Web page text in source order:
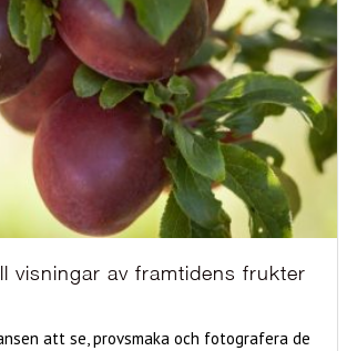
visningar av framtidens frukter
att se, provsmaka och fotografera de